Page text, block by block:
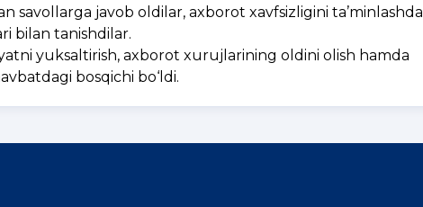
savollarga javob oldilar, axborot xavfsizligini ta’minlashda
bilan tanishdilar.
yuksaltirish, axborot xurujlarining oldini olish hamda
bosqichi bo‘ldi.